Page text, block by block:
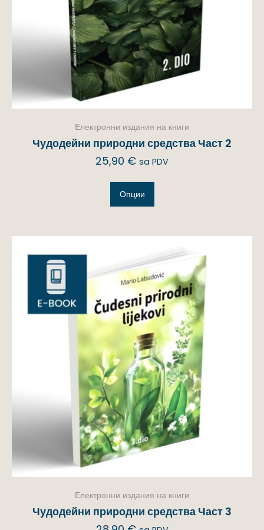
Електронни издания на книги
Чудодейни природни средства Част 2
25,90 € sa PDV
Опции
Електронни издания на книги
Чудодейни природни средства Част 3